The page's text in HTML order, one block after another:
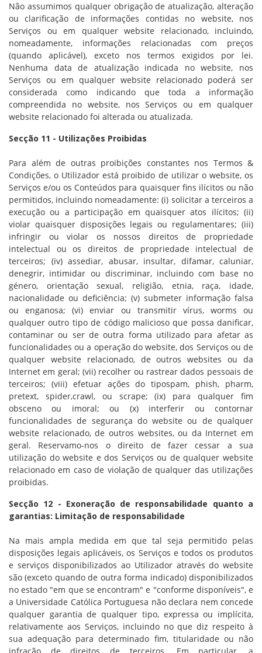
Não assumimos qualquer obrigação de atualização, alteração
ou clarificação de informações contidas no website, nos
Serviços ou em qualquer website relacionado, incluindo,
nomeadamente, informações relacionadas com preços
(quando aplicável), exceto nos termos exigidos por lei.
Nenhuma data de atualização indicada no website, nos
Serviços ou em qualquer website relacionado poderá ser
considerada como indicando que toda a informação
compreendida no website, nos Serviços ou em qualquer
website relacionado foi alterada ou atualizada.
Secção 11 - Utilizações Proibidas
Para além de outras proibições constantes nos Termos &
Condições, o Utilizador está proibido de utilizar o website, os
Serviços e/ou os Conteúdos para quaisquer fins ilícitos ou não
permitidos, incluindo nomeadamente: (i) solicitar a terceiros a
execução ou a participação em quaisquer atos ilícitos; (ii)
violar quaisquer disposições legais ou regulamentares; (iii)
infringir ou violar os nossos direitos de propriedade
intelectual ou os direitos de propriedade intelectual de
terceiros; (iv) assediar, abusar, insultar, difamar, caluniar,
denegrir, intimidar ou discriminar, incluindo com base no
género, orientação sexual, religião, etnia, raça, idade,
nacionalidade ou deficiência; (v) submeter informação falsa
ou enganosa; (vi) enviar ou transmitir vírus, worms ou
qualquer outro tipo de código malicioso que possa danificar,
contaminar ou ser de outra forma utilizado para afetar as
funcionalidades ou a operação do website, dos Serviços ou de
qualquer website relacionado, de outros websites ou da
Internet em geral; (vii) recolher ou rastrear dados pessoais de
terceiros; (viii) efetuar ações do tipospam, phish, pharm,
pretext, spider,crawl, ou scrape; (ix) para qualquer fim
obsceno ou imoral; ou (x) interferir ou contornar
funcionalidades de segurança do website ou de qualquer
website relacionado, de outros websites, ou da Internet em
geral. Reservamo-nos o direito de fazer cessar a sua
utilização do website e dos Serviços ou de qualquer website
relacionado em caso de violação de qualquer das utilizações
proibidas.
Secção 12 - Exoneração de responsabilidade quanto a
garantias: Limitação de responsabilidade
Na mais ampla medida em que tal seja permitido pelas
disposições legais aplicáveis, os Serviços e todos os produtos
e serviços disponibilizados ao Utilizador através do website
são (exceto quando de outra forma indicado) disponibilizados
no estado "em que se encontram" e "conforme disponíveis", e
a Universidade Católica Portuguesa não declara nem concede
qualquer garantia de qualquer tipo, expressa ou implícita,
relativamente aos Serviços, incluindo no que diz respeito à
sua adequação para determinado fim, titularidade ou não